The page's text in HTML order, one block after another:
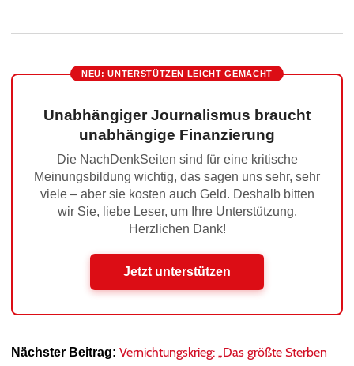
NEU: UNTERSTÜTZEN LEICHT GEMACHT
Unabhängiger Journalismus braucht
unabhängige Finanzierung
Die NachDenkSeiten sind für eine kritische
Meinungsbildung wichtig, das sagen uns sehr, sehr
viele – aber sie kosten auch Geld. Deshalb bitten
wir Sie, liebe Leser, um Ihre Unterstützung.
Herzlichen Dank!
Jetzt unterstützen
Nächster Beitrag: Vernichtungskrieg: „Das größte Sterben